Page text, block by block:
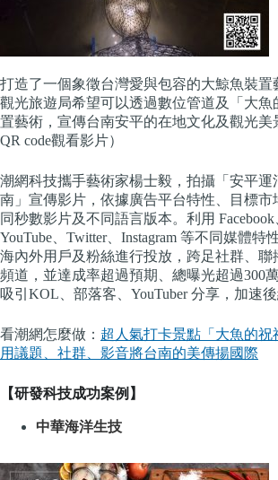
打造了一個象徵台灣愛與包容的大鯨魚裝置
觀光旅遊局希望可以透過數位管道及「大魚
置藝術，宣傳台南安平的在地文化及觀光美
QR code觀看影片）
潮網科技攜手藝術家楊士毅，拍攝「安平運
南」宣傳影片，依據廣告平台特性、目標市
同秒數影片及不同語言版本。利用 Facebook
YouTube、Twitter、Instagram 等不同媒體特
海內外用戶及粉絲進行投放，跨足社群、聯
頻道，並達成率超過預期、總曝光超過300
吸引KOL、部落客、YouTuber 分享，加速後
看潮網怎麼做： 超人氣打卡景點「大魚的祝
用議題、社群、影音將台南的美傳揚國際
【研發科技成功案例】
中華海洋生技